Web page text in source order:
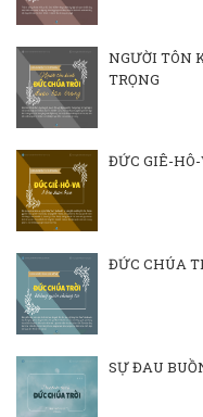
NGƯỜI TÔN
TRỌNG
ĐỨC GIÊ-
ĐỨC CHÚA
SỰ ĐAU